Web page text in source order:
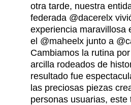
otra tarde, nuestra
federada @dacerelx
experiencia maravillosa
el @maheelx junto a
Cambiamos la rutina
arcilla rodeados de
resultado fue
las preciosas piezas
personas usuarias, este